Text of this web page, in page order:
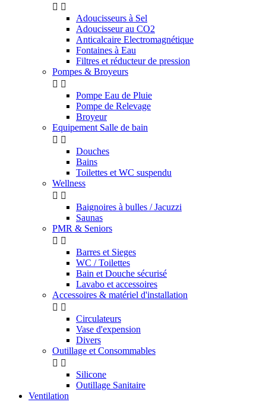
 
Adoucisseurs à Sel
Adoucisseur au CO2
Anticalcaire Electromagnétique
Fontaines à Eau
Filtres et réducteur de pression
Pompes & Broyeurs
 
Pompe Eau de Pluie
Pompe de Relevage
Broyeur
Equipement Salle de bain
 
Douches
Bains
Toilettes et WC suspendu
Wellness
 
Baignoires à bulles / Jacuzzi
Saunas
PMR & Seniors
 
Barres et Sieges
WC / Toilettes
Bain et Douche sécurisé
Lavabo et accessoires
Accessoires & matériel d'installation
 
Circulateurs
Vase d'expension
Divers
Outillage et Consommables
 
Silicone
Outillage Sanitaire
Ventilation